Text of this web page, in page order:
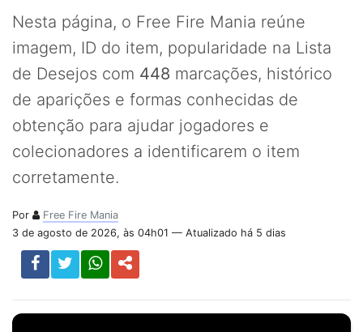
Nesta página, o Free Fire Mania reúne
imagem, ID do item, popularidade na Lista
de Desejos com 448 marcações, histórico
de aparições e formas conhecidas de
obtenção para ajudar jogadores e
colecionadores a identificarem o item
corretamente.
Por
Free Fire Mania
3 de agosto de 2026, às 04h01 — Atualizado há 5 dias